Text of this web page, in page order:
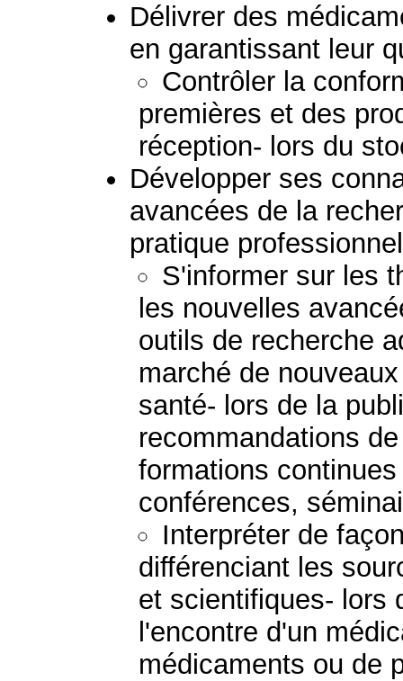
Délivrer des
en garantissant leur
Contrôler la
premières et des
réception- lors du
Développer ses
avancées de la
pratique
S'informer sur les
les nouvelles
outils de recherche
marché de
santé- lors de la
recommandations
formations
conférences,
Interpréter de
différenciant les
et scientifiques- lors
l'encontre d'un
médicaments ou de